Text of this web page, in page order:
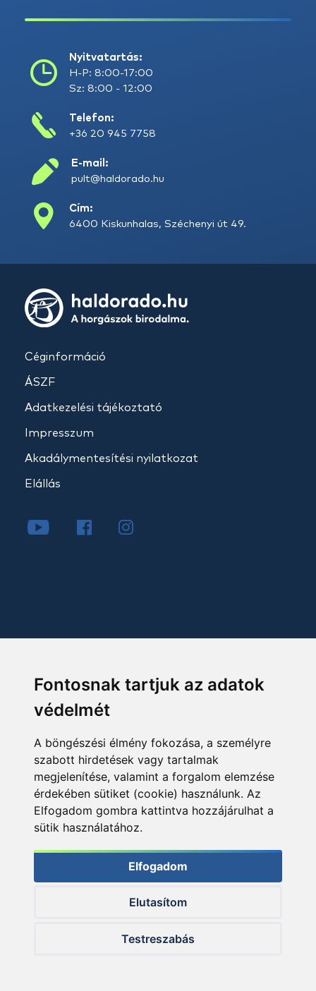
Fontosnak tartjuk az adatok
védelmét
A böngészési élmény fokozása, a személyre
szabott hirdetések vagy tartalmak
megjelenítése, valamint a forgalom elemzése
érdekében sütiket (cookie) használunk. Az
Elfogadom gombra kattintva hozzájárulhat a
sütik használatához.
Elfogadom
Elutasítom
Testreszabás
Nyitvatartás:
H-P: 8:00-17:00
Sz: 8:00 - 12:00
Telefon:
+36 20 945 7758
E-mail:
pult@haldorado.hu
Cím:
6400 Kiskunhalas, Széchenyi út 49.
Céginformáció
ÁSZF
Adatkezelési tájékoztató
Impresszum
Akadálymentesítési nyilatkozat
Elállás